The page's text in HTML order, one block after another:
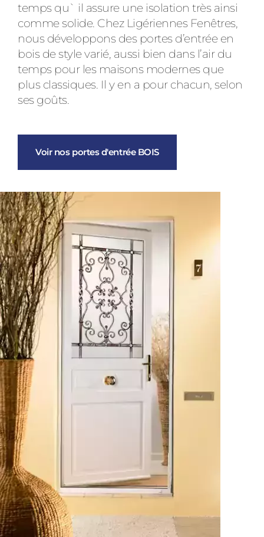
temps qu` il assure une isolation très ainsi
comme solide. Chez Ligériennes Fenêtres,
nous développons des portes d’entrée en
bois de style varié, aussi bien dans l’air du
temps pour les maisons modernes que
plus classiques. Il y en a pour chacun, selon
ses goûts.
Voir nos portes d'entrée BOIS